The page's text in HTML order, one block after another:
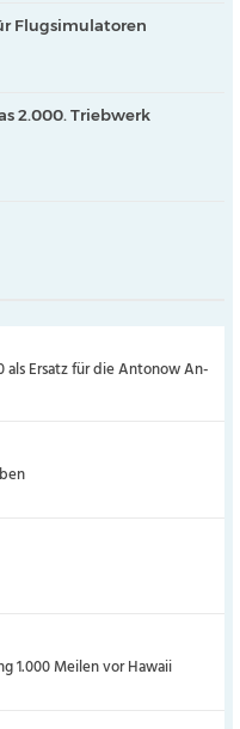
Flugsimulatoren
2.000. Triebwerk
als Ersatz für die Antonow An-
1.000 Meilen vor Hawaii